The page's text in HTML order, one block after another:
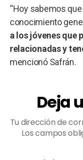
“Hoy sabemos
conocimiento
a los jóvenes que
relacionadas y
mencionó Safrán.
Deja
Tu dirección de
Los campos